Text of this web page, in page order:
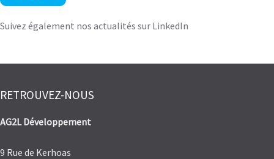
Suivez également nos actualités sur LinkedIn
RETROUVEZ-NOUS
AG2L Développement
9 Rue de Kerhoas